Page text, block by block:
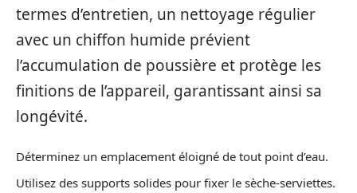
termes d’entretien, un nettoyage régulier
avec un chiffon humide prévient
l’accumulation de poussière et protège les
finitions de l’appareil, garantissant ainsi sa
longévité.
Déterminez un emplacement éloigné de tout point d’eau.
Utilisez des supports solides pour fixer le sèche-serviettes.